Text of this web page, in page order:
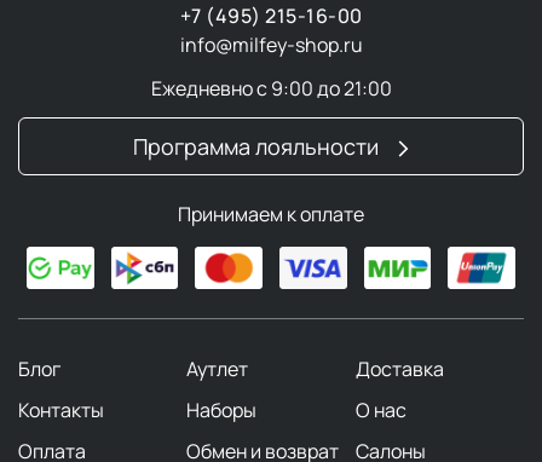
+7 (495) 215-16-00
info@milfey-shop.ru
Ежедневно с 9:00 до 21:00
Программа лояльности
Принимаем к оплате
Блог Аутлет
Доставка
Контакты
Наборы
О нас
Оплата
Обмен и возврат Салоны